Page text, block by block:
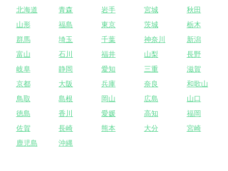
北海道 青森 岩手 宮城
秋田
山形
福島 東京 茨城
栃木
群馬
埼玉 千葉 神奈川
新潟
富山
石川 福井 山梨
長野
岐阜
静岡 愛知 三重
滋賀
京都
大阪 兵庫 奈良
和歌山
鳥取
島根 岡山 広島
山口
徳島
香川 愛媛 高知
福岡
佐賀
長崎 熊本 大分
宮崎
鹿児島
沖縄